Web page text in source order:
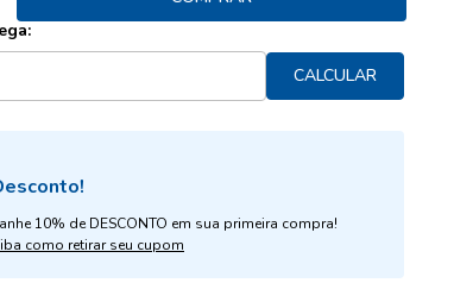
CALCULAR
10% de DESCONTO em sua primeira compra!
como retirar seu cupom